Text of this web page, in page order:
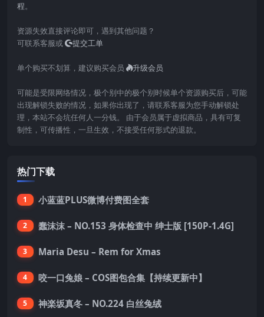
程。
资源失效直接评论即可，遇到其他问题？
可联系客服或
提交工单
单个购买不划算，建议购买会员 升级会员
可能是受限网络情况，极个别中的极个别时候单个资源购买后，可能
出现解锁失败的情况，如果你出现了，请联系客服为您手动解锁处
理，本站不会坑任何人一分钱。 由于会员属于虚拟商品，具有可复
制性，可传播性，一旦生效，不接受任何形式的退款。
热门下载
1 小蓝蓝PLUS微博付费图全套
2 蠢沫沫 – NO.153 身体检查中 绅士版 [150P-1.4G]
3 Maria Desu – Rem for Xmas
4 咬一口兔娘 – COS图包合集【持续更新中】
5 神楽坂真冬 – NO.224 白丝兔绒